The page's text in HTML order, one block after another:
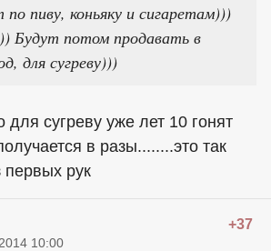
пиву, коньяку и сигаретам)))
Будут потом продавать в
для сугреву)))
для сугреву уже лет 10 гонят
в разы........это так
первых рук
+37
10:00